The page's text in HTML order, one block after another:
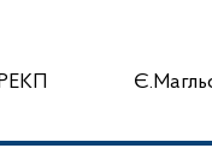
НКРЕКП